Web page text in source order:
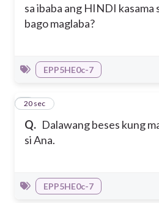
sa ibaba ang HINDI kasama
bago maglaba?
EPP5HE0c-7
Q. Dalawang beses kung
si Ana.
6
20 sec
EPP5HE0c-7